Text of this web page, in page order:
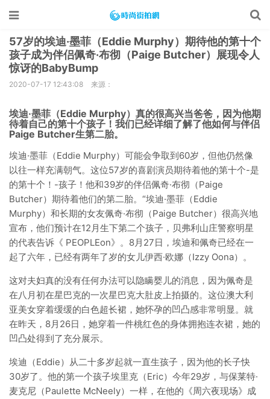
57岁的埃迪·墨菲（Eddie Murphy）期待他的第十个
孩子成为伴侣佩奇·布彻（Paige Butcher）展现令人
惊讶的BabyBump
2020-07-17 12:43:08 来源：
埃迪·墨菲（Eddie Murphy）真的很高兴当爸爸，因为他期
待着自己的第十个孩子！我们已经详细了解了他如何与伴侣
Paige Butcher生第二胎。
埃迪·墨菲（Eddie Murphy）可能会争取到60岁，但他仍然像
以往一样充满朝气。这位57岁的喜剧演员期待着他的第十个-是
的第十个！-孩子！他和39岁的伴侣佩奇·布彻（Paige
Butcher）期待着他们的第二胎。“埃迪·墨菲（Eddie
Murphy）和长期的女友佩奇·布彻（Paige Butcher）很高兴地
宣布，他们预计在12月生下第二个孩子，贝弗利山庄警察明星
的代表告诉《 PEOPLEon》。8月27日，埃迪和佩奇已经在一
起了六年，已经有两年了岁的女儿伊西·欧娜（Izzy Oona）。
这对夫妇真的没有任何办法可以隐瞒婴儿的消息，因为佩奇是
在八月初在星巴克的一次星巴克大肚皮上拍摄的。这位澳大利
亚美女穿着缓缓的白色超长裙，她怀孕的凹凸感非常明显。就
在昨天，8月26日，她穿着一件桃红色的身体拥抱连衣裙，她的
凹凸处得到了充分展示。
埃迪（Eddie）从二十多岁起就一直生孩子，因为他的长子快
30岁了。他的第一个孩子埃里克（Eric）今年29岁，与保莱特·
麦克尼（Paulette McNeely）一样，在他的《周六夜现场》成